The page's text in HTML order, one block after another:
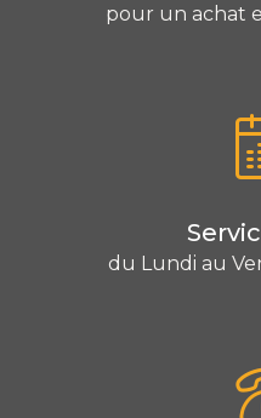
pour un achat
du Lundi au